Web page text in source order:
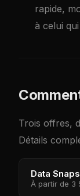
rapide,
à celui
Trois offres,
Détails
Data
À partir de 3